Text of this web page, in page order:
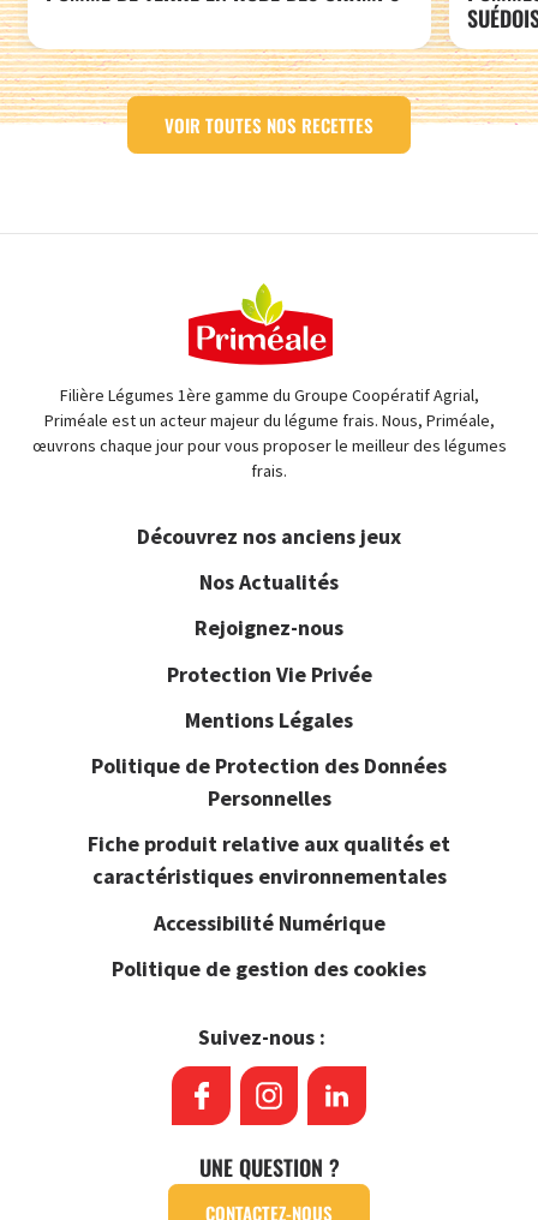
VOIR TOUTES NOS RECETTES
Filière Légumes 1ère gamme du Groupe Coopératif Agrial,
Priméale est un acteur majeur du légume frais. Nous, Priméale,
œuvrons chaque jour pour vous proposer le meilleur des légumes
frais.
Découvrez nos anciens jeux
Nos Actualités
Rejoignez-nous
Protection Vie Privée
Mentions Légales
Politique de Protection des Données
Personnelles
Fiche produit relative aux qualités et
caractéristiques environnementales
Accessibilité Numérique
Politique de gestion des cookies
Suivez-nous :
UNE QUESTION ?
CONTACTEZ-NOUS